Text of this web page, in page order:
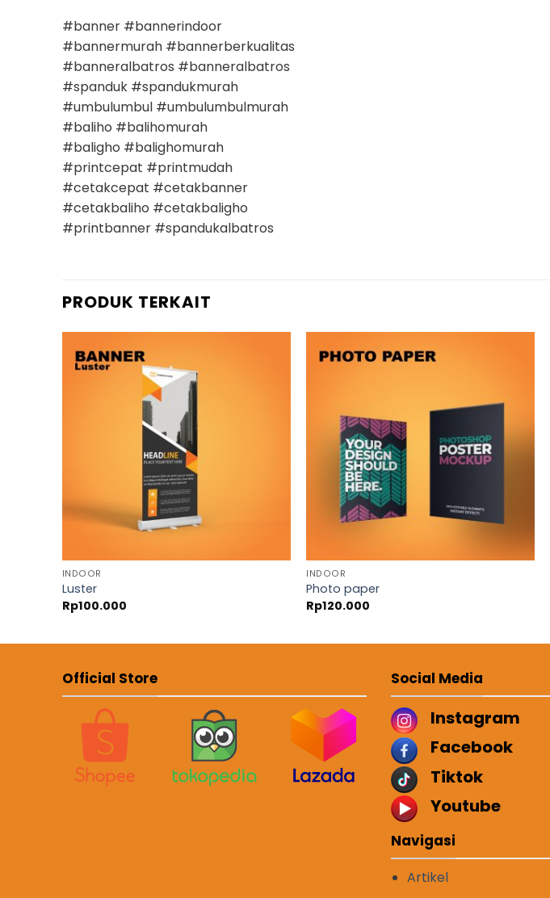
#banner #bannerindoor
#bannermurah #bannerberkualitas
#banneralbatros #banneralbatros
#spanduk #spandukmurah
#umbulumbul #umbulumbulmurah
#baliho #balihomurah
#baligho #balighomurah
#printcepat #printmudah
#cetakcepat #cetakbanner
#cetakbaliho #cetakbaligho
#printbanner #spandukalbatros
PRODUK TERKAIT
INDOOR
Luster
Rp100.000
INDOOR
Photo paper
Rp120.000
Official Store Social Media
Instagram
Facebook
Tiktok
Youtube
Navigasi
Artikel